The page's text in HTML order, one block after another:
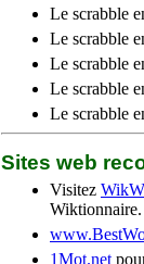
Le scrabble
Le scrabble
Le scrabble
Le scrabble
Le scrabble
Sites web
Visitez
Wiktionnaire.
1Mot.net